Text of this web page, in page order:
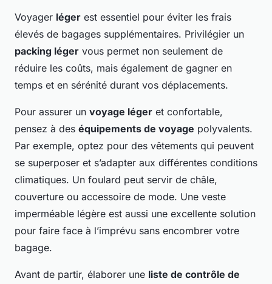
Voyager léger est essentiel pour éviter les frais
élevés de bagages supplémentaires. Privilégier un
packing léger vous permet non seulement de
réduire les coûts, mais également de gagner en
temps et en sérénité durant vos déplacements.
Pour assurer un voyage léger et confortable,
pensez à des équipements de voyage polyvalents.
Par exemple, optez pour des vêtements qui peuvent
se superposer et s’adapter aux différentes conditions
climatiques. Un foulard peut servir de châle,
couverture ou accessoire de mode. Une veste
imperméable légère est aussi une excellente solution
pour faire face à l’imprévu sans encombrer votre
bagage.
Avant de partir, élaborer une liste de contrôle de